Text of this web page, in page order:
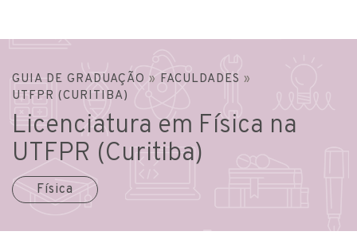
GUIA DE GRADUAÇÃO » FACULDADES »
UTFPR (CURITIBA)
Licenciatura em Física na
UTFPR (Curitiba)
Física